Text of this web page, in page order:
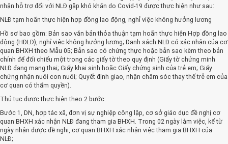
nhận hỗ trợ đối với NLĐ gặp khó khăn do Covid-19 được thực hiện như sau:
NLĐ tạm hoãn thực hiện hợp đồng lao động, nghỉ việc không hưởng lương
Hồ sơ bao gồm: Bản sao văn bản thỏa thuận tạm hoãn thực hiện Hợp đồng lao
động (HĐLĐ), nghỉ việc không hưởng lương; Danh sách NLĐ có xác nhận của cơ
quan BHXH theo Mẫu 05; Bản sao có chứng thực hoặc bản sao kèm theo bản
chính để đối chiếu một trong các giấy tờ theo quy định (Giấy tờ chứng minh
NLĐ đang mang thai; Giấy khai sinh hoặc Giấy chứng sinh của trẻ em; Giấy
chứng nhận nuôi con nuôi; Quyết định giao, nhận chăm sóc thay thế trẻ em của
cơ quan có thẩm quyền).
Thủ tục được thực hiện theo 2 bước:
Bước 1, DN, hợp tác xã, đơn vị sự nghiệp công lập, cơ sở giáo dục đề nghị cơ
quan BHXH xác nhận NLĐ đang tham gia BHXH. Trong 02 ngày làm việc, kể từ
ngày nhận được đề nghị, cơ quan BHXH xác nhận việc tham gia BHXH của
NLĐ;